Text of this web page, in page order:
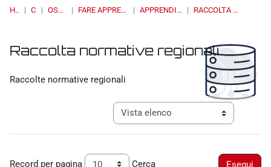
HOME CORSI OSSERVATORI FARE APPRENDISTATO - DATABASE APPRENDISTATO DI I LIVELLO RACCOLTA NORMATIVE REGIONALI
Raccolta normative regionali
Raccolte normative regionali
Navigazione terziaria modalità
Record per pagina Cerca